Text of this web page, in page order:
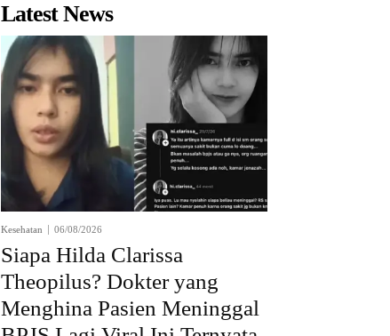
Latest News
Kesehatan 06/08/2026
Siapa Hilda Clarissa
Theopilus? Dokter yang
Menghina Pasien Meninggal